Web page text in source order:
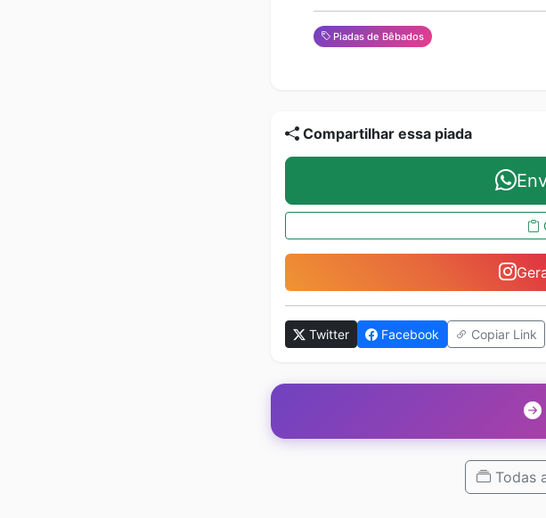
Piadas de Bêbados
Compartilhar essa piada
Twitter Facebook Copiar Link
Todas